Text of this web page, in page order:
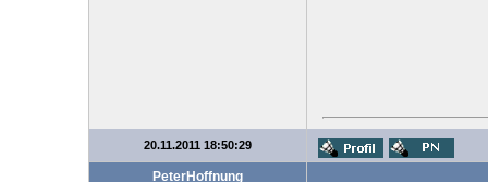
20.11.2011 18:50:29
PeterHoffnung